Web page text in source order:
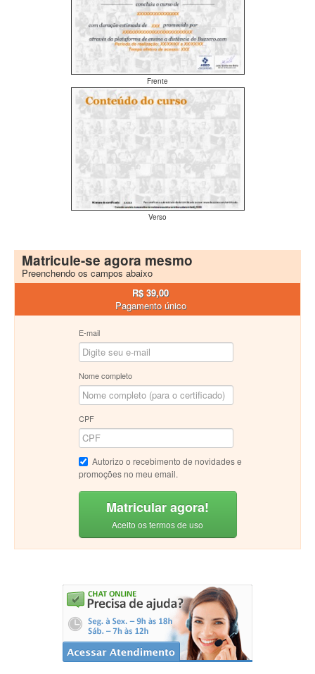
Frente
Verso
Matricule-se agora mesmo
Preenchendo os campos abaixo
R$ 39,00
Pagamento único
E-mail
Nome completo
CPF
Autorizo o recebimento de novidades e
promoções no meu email.
Matricular agora!
Aceito os termos de uso